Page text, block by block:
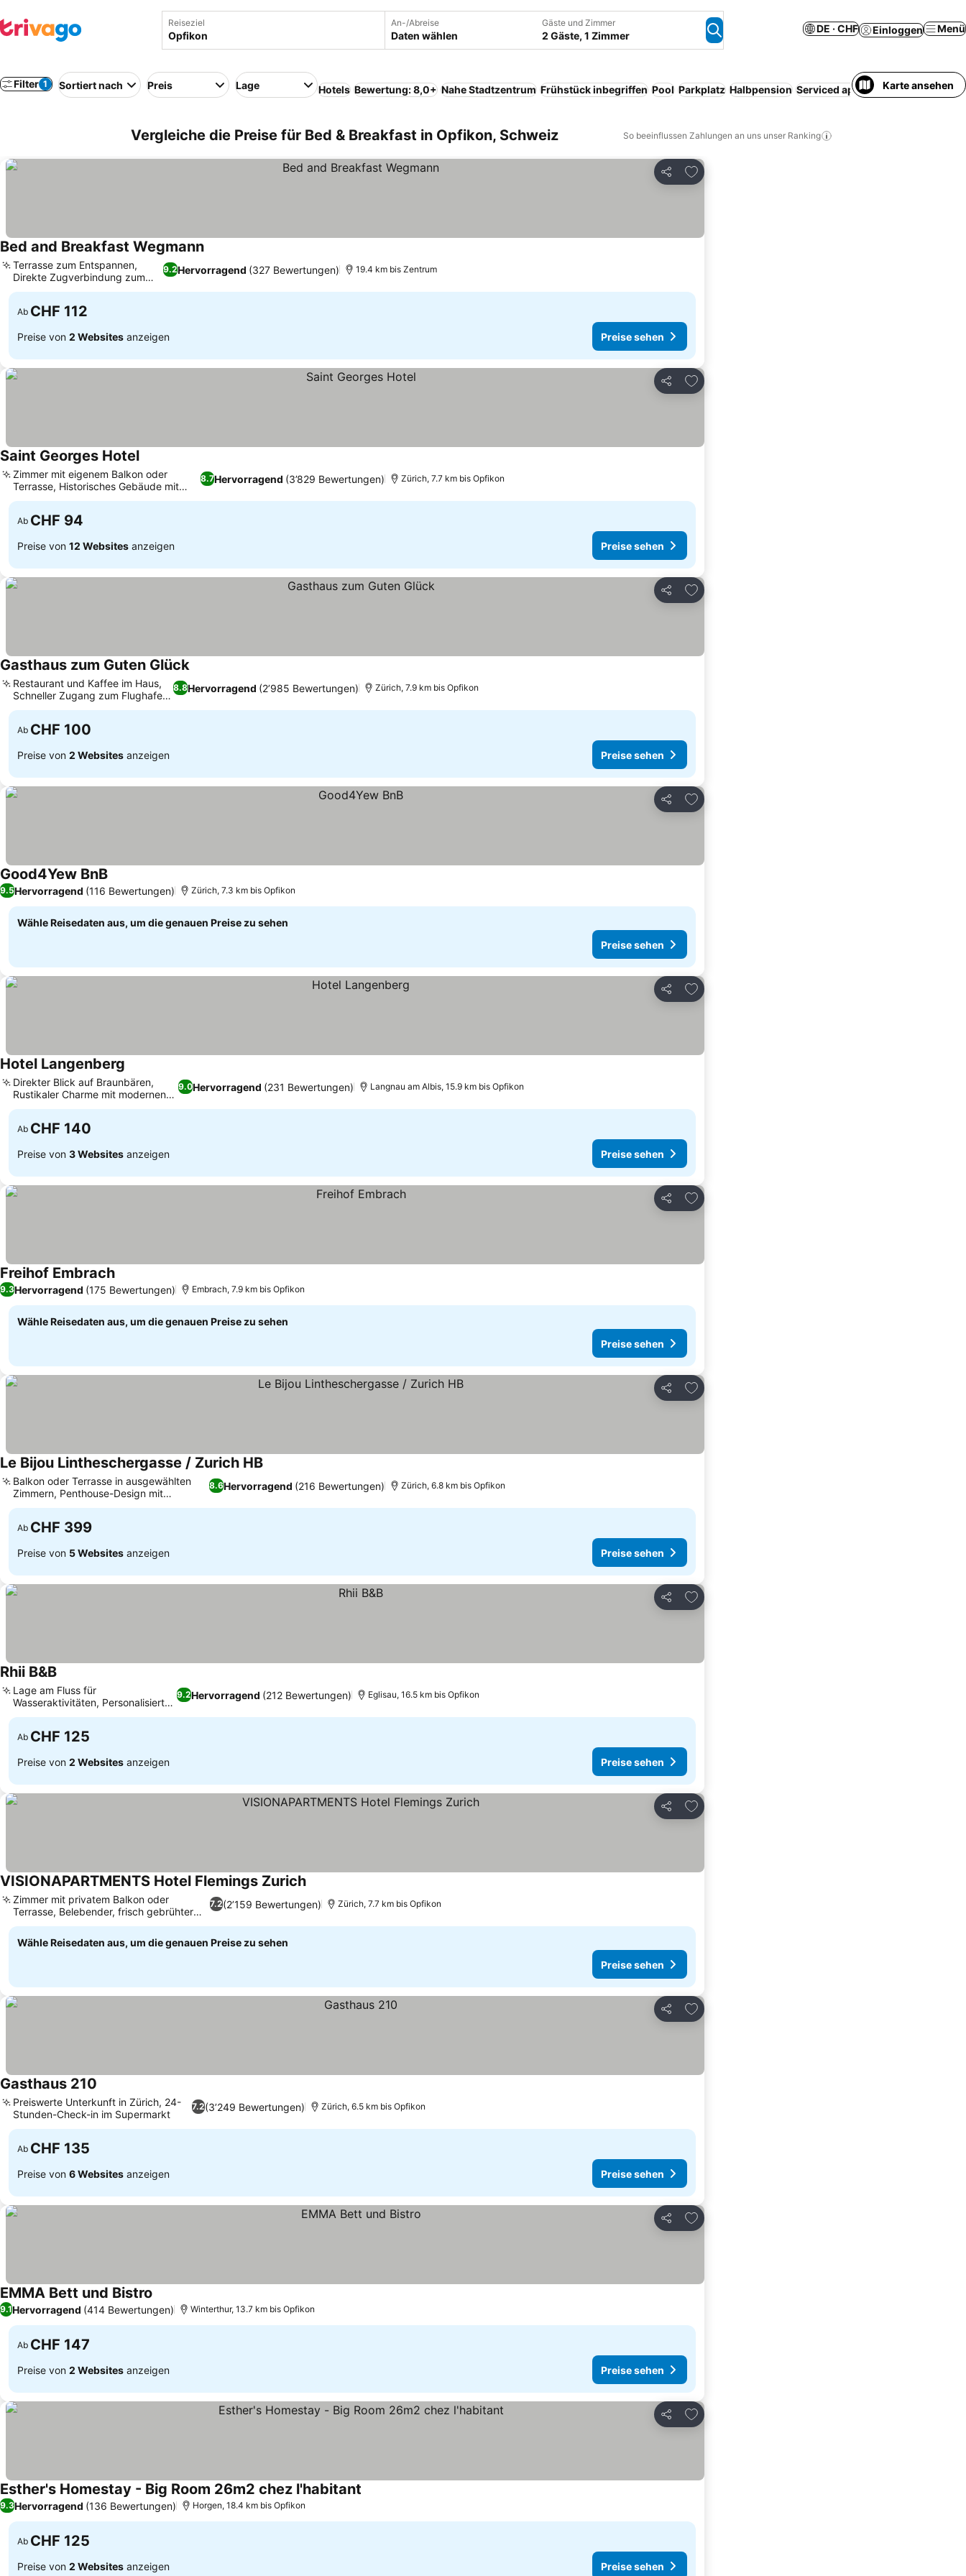
Reiseziel An-/Abreise
Daten wählen
Gäste und Zimmer
2 Gäste, 1 Zimmer
DE · CHF Einloggen Menü
Filter 1 Sortiert nach Preis Lage Hotels Bewertung: 8,0+ Nahe Stadtzentrum Frühstück inbegriffen Pool Parkplatz Halbpension Serviced apartment Kostenlose
Karte ansehen
Vergleiche die Preise für Bed & Breakfast in Opfikon, Schweiz So beeinflussen Zahlungen an uns unser Ranking
Teilen
Zu Favoriten hinzufügen
Bed and Breakfast Wegmann
9.2Hervorragend (327 Bewertungen)
Terrasse zum Entspannen,
Direkte Zugverbindung zum
Rheinfall
19.4 km bis Zentrum
Ab CHF 112
Preise von 2 Websites anzeigen Preise sehen
Teilen
Zu Favoriten hinzufügen
Saint Georges Hotel
8.7Hervorragend (3’829 Bewertungen)
Zimmer mit eigenem Balkon oder
Terrasse, Historisches Gebäude mit
einzigartigem Charme
Zürich, 7.7 km bis Opfikon
Ab CHF 94
Preise von 12 Websites anzeigen Preise sehen
Teilen
Zu Favoriten hinzufügen
Gasthaus zum Guten Glück
8.8Hervorragend (2’985 Bewertungen)
Restaurant und Kaffee im Haus,
Schneller Zugang zum Flughafen
Zürich
Zürich, 7.9 km bis Opfikon
Ab CHF 100
Preise von 2 Websites anzeigen Preise sehen
Teilen
Zu Favoriten hinzufügen
Good4Yew BnB
9.5Hervorragend (116 Bewertungen) Zürich, 7.3 km bis Opfikon
Wähle Reisedaten aus, um die genauen Preise zu sehen
Preise sehen
Teilen
Zu Favoriten hinzufügen
Hotel Langenberg
9.0Hervorragend (231 Bewertungen)
Direkter Blick auf Braunbären,
Rustikaler Charme mit modernen
Akzenten
Langnau am Albis, 15.9 km bis Opfikon
Ab CHF 140
Preise von 3 Websites anzeigen Preise sehen
Teilen
Zu Favoriten hinzufügen
Freihof Embrach
9.3Hervorragend (175 Bewertungen) Embrach, 7.9 km bis Opfikon
Wähle Reisedaten aus, um die genauen Preise zu sehen
Preise sehen
Teilen
Zu Favoriten hinzufügen
Le Bijou Lintheschergasse / Zurich HB
8.6Hervorragend (216 Bewertungen)
Balkon oder Terrasse in ausgewählten
Zimmern, Penthouse-Design mit
einzigartiger Architektur
Zürich, 6.8 km bis Opfikon
Ab CHF 399
Preise von 5 Websites anzeigen Preise sehen
Teilen
Zu Favoriten hinzufügen
Rhii B&B
9.2Hervorragend (212 Bewertungen)
Lage am Fluss für
Wasseraktivitäten, Personalisiertes
Frühstückserlebnis
Eglisau, 16.5 km bis Opfikon
Ab CHF 125
Preise von 2 Websites anzeigen Preise sehen
Teilen
Zu Favoriten hinzufügen
VISIONAPARTMENTS Hotel Flemings Zurich
7.2(2’159 Bewertungen)
Zimmer mit privatem Balkon oder
Terrasse, Belebender, frisch gebrühter
Kaffee
Zürich, 7.7 km bis Opfikon
Wähle Reisedaten aus, um die genauen Preise zu sehen
Preise sehen
Teilen
Zu Favoriten hinzufügen
Gasthaus 210
7.2(3’249 Bewertungen)
Preiswerte Unterkunft in Zürich, 24-
Stunden-Check-in im Supermarkt
Zürich, 6.5 km bis Opfikon
Ab CHF 135
Preise von 6 Websites anzeigen Preise sehen
Teilen
Zu Favoriten hinzufügen
EMMA Bett und Bistro
9.1Hervorragend (414 Bewertungen) Winterthur, 13.7 km bis Opfikon
Ab CHF 147
Preise von 2 Websites anzeigen Preise sehen
Teilen
Zu Favoriten hinzufügen
Esther's Homestay - Big Room 26m2 chez l'habitant
9.3Hervorragend (136 Bewertungen) Horgen, 18.4 km bis Opfikon
Ab CHF 125
Preise von 2 Websites anzeigen Preise sehen